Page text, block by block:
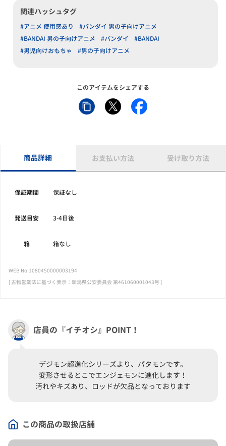
関連ハッシュタグ
#アニメ 使用感あり
#バンダイ 男の子向けアニメ
#BANDAI 男の子向けアニメ
#バンダイ
#BANDAI
#男児向けおもちゃ
#男の子向けアニメ
このアイテムをシェアする
店員の『イチオシ』POINT！
デジモン超進化シリーズより、パタモンです。
変形させるとこでエンジェモンに進化します！
汚れやキズあり、ロッドが欠品となっております
この商品の取扱店舗
商品詳細 お支払い方法 受け取り方法
保証期間 保証なし
発送目安 3-4日後
箱 箱なし
WEB No.1080450000003194
[ 古物営業法に基づく表示：新潟県公安委員会 第461060001043号 ]